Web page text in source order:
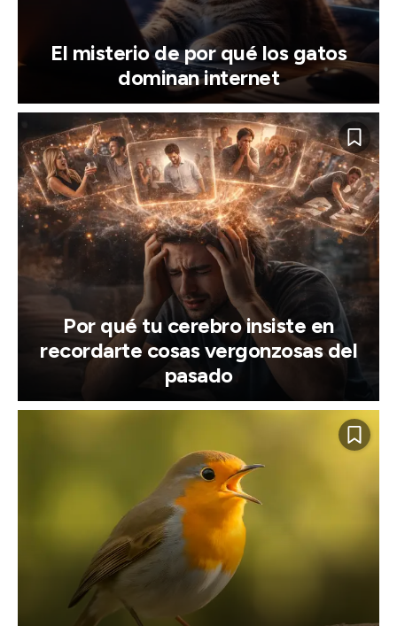
El misterio de por qué los gatos
dominan internet
Por qué tu cerebro insiste en
recordarte cosas vergonzosas del
pasado